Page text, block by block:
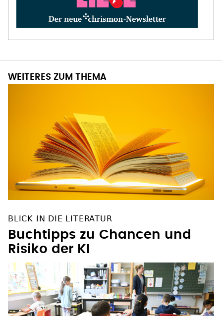
WEITERES ZUM THEMA
BLICK IN DIE LITERATUR
Buchtipps zu Chancen und